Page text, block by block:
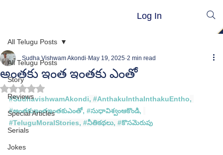
Log In
All Telugu Posts
Story
Reviews
Special Articles
Serials
Jokes
All Telugu Posts
అంతకు ఇంత ఇంతకు ఎంతో
Sudha Vishwam Akondi May 19, 2025 2 min read
Rated NaN out of 5 stars.
#SudhavishwamAkondi, #AnthakuInthaInthakuEntho,
#అంతకుఇంతఇంతకుఎంతో, #సుధావిశ్వంఆకొండి,
#TeluguMoralStories, #నీతికథలు, #కొసమెరుపు